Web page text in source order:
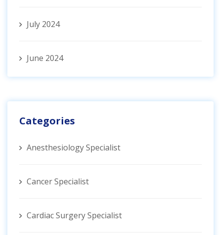
July 2024
June 2024
Categories
Anesthesiology Specialist
Cancer Specialist
Cardiac Surgery Specialist